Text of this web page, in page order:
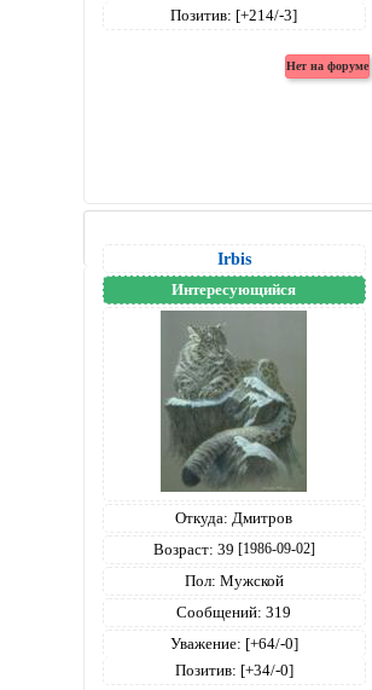
Позитив: [+214/-3]
Irbis
Интересующийся
Откуда: Дмитров
Возраст: 39 [1986-09-02]
Пол: Мужской
Сообщений: 319
Уважение: [+64/-0]
Позитив: [+34/-0]